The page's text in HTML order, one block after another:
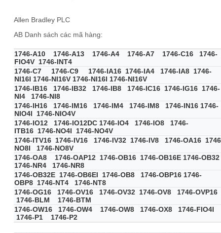
Allen Bradley PLC
AB Danh sách các mã hàng:
1746-A10 1746-A13 1746-A4 1746-A7 1746-C16 1746-
FIO4V 1746-INT4
1746-C7 1746-C9 1746-IA16 1746-IA4 1746-IA8 1746-
NI16I 1746-NI16V 1746-NI16I 1746-NI16V
1746-IB16 1746-IB32 1746-IB8 1746-IC16 1746-IG16 1746-
NI4 1746-NI8
1746-IH16 1746-IM16 1746-IM4 1746-IM8 1746-IN16 1746-
NIO4I 1746-NIO4V
1746-IO12 1746-IO12DC 1746-IO4 1746-IO8 1746-
ITB16 1746-NO4I 1746-NO4V
1746-ITV16 1746-IV16 1746-IV32 1746-IV8 1746-OA16
NO8I 1746-NO8V
1746-OA8 1746-OAP12 1746-OB16 1746-OB16E 1746-OB32
1746-NR4 1746-NR8
1746-OB32E 1746-OB6EI 1746-OB8 1746-OBP16 1746-
OBP8 1746-NT4 1746-NT8
1746-OG16 1746-OV16 1746-OV32 1746-OV8 1746-OVP16
1746-BLM 1746-BTM
1746-OW16 1746-OW4 1746-OW8 1746-OX8 1746-FIO4I
1746-P1 1746-P2